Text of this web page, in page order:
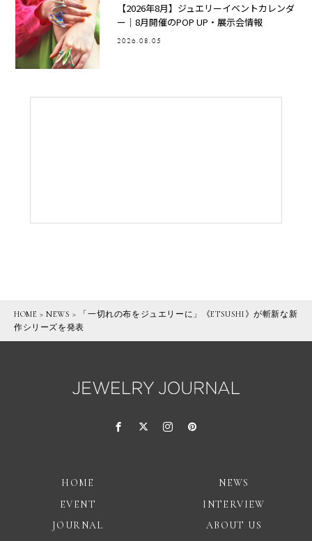
【2026年8月】ジュエリーイベントカレンダ
ー｜8月開催のPOP UP・展示会情報
2026.08.05
HOME >NEWS >
「一切れの布をジュエリーに」《ETSUSHI》が斬新な新
作シリーズを発表
HOME
NEWS
EVENT
INTERVIEW
JOURNAL
ABOUT US